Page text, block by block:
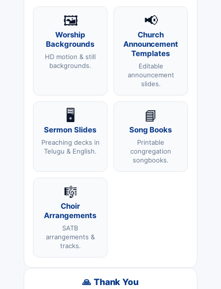
🖼️
Worship
Backgrounds
HD motion & still
backgrounds.
📢
Church
Announcement
Templates
Editable
announcement
slides.
🖥️
Sermon Slides
Preaching decks in
Telugu & English.
📘
Song Books
Printable
congregation
songbooks.
🎼
Choir
Arrangements
SATB
arrangements &
tracks.
🙏 Thank You